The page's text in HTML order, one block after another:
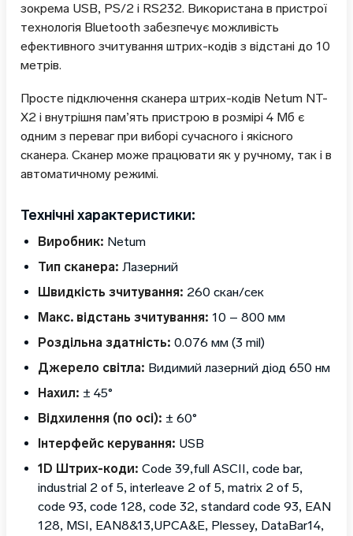
зокрема USB, PS/2 і RS232. Використана в пристрої
технологія Bluetooth забезпечує можливість
ефективного зчитування штрих-кодів з відстані до 10
метрів.
Просте підключення сканера штрих-кодів Netum NT-
X2 і внутрішня пам’ять пристрою в розмірі 4 Мб є
одним з переваг при виборі сучасного і якісного
сканера. Сканер може працювати як у ручному, так і в
автоматичному режимі.
Технічні характеристики:
Виробник: Netum
Тип сканера: Лазерний
Швидкість зчитування: 260 скан/сек
Макс. відстань зчитування: 10 – 800 мм
Роздільна здатність: 0.076 мм (3 mil)
Джерело світла: Видимий лазерний діод 650 нм
Нахил: ± 45°
Відхилення (по осі): ± 60°
Інтерфейс керування: USB
1D Штрих-коди: Code 39,full ASCII, code bar,
industrial 2 of 5, interleave 2 of 5, matrix 2 of 5,
code 93, code 128, code 32, standard code 93, EAN
128, MSI, EAN8&13,UPCA&E, Plessey, DataBar14,